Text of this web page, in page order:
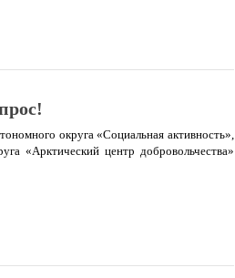
округа «Социальная активность»,
«Арктический центр добровольчества»